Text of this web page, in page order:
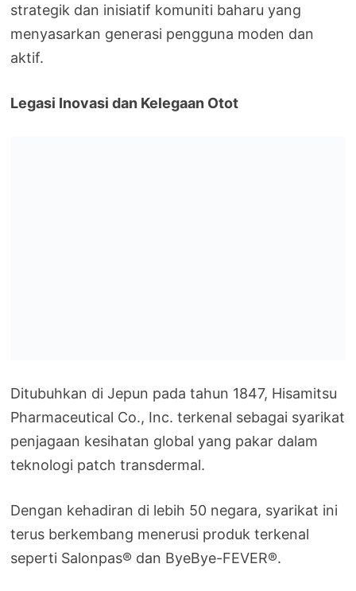
strategik dan inisiatif komuniti baharu yang
menyasarkan generasi pengguna moden dan
aktif.
Legasi Inovasi dan Kelegaan Otot
Ditubuhkan di Jepun pada tahun 1847, Hisamitsu
Pharmaceutical Co., Inc. terkenal sebagai syarikat
penjagaan kesihatan global yang pakar dalam
teknologi patch transdermal.
Dengan kehadiran di lebih 50 negara, syarikat ini
terus berkembang menerusi produk terkenal
seperti Salonpas® dan ByeBye-FEVER®.